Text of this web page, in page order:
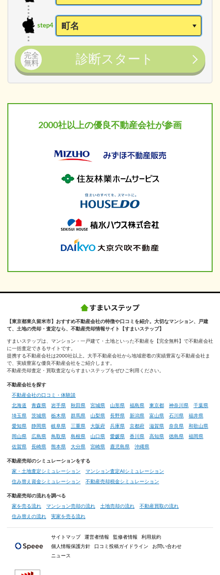
step4
完全
無料
診断スタート
2000社以上の優良不動産会社が参画
【東京都東久留米市】おすすめ不動産会社の特徴や口コミを紹介。大切なマンション、戸建
て、土地の売却・査定なら、不動産売却情報サイト【すまいステップ】
すまいステップは、マンション・一戸建て・土地といった不動産を【完全無料】で不動産会社
に一括査定できるサイトです。
提携する不動産会社は2000社以上。大手不動産会社から地域密着の実績豊富な不動産会社ま
で、実績豊富な優良不動産会社をご紹介します。
不動産売却査定・買取査定ならすまいステップをぜひご利用ください。
不動産会社を探す
不動産会社の口コミ・体験談
北海道 青森県 岩手県 秋田県 宮城県 山形県 福島県 東京都 神奈川県 千葉県
埼玉県 茨城県 栃木県 群馬県 山梨県 長野県 新潟県 富山県 石川県 福井県
愛知県 静岡県 岐阜県 三重県 大阪府 兵庫県 京都府 滋賀県 奈良県 和歌山県
岡山県 広島県 鳥取県 島根県 山口県 愛媛県 香川県 高知県 徳島県 福岡県
佐賀県 長崎県 熊本県 大分県 宮崎県 鹿児島県 沖縄県
不動産売却のシミュレーションをする
家・土地査定シミュレーション マンション査定AIシミュレーション
住み替え資金シミュレーション 不動産売却税金シミュレーション
不動産売却の流れを調べる
家を売る流れ マンション売却の流れ 土地売却の流れ 不動産買取の流れ
住み替えの流れ 実家を売る流れ
サイトマップ 運営者情報 監修者情報
利用規約
個人情報保護方針
口コミ投稿ガイドライン
お問い合わせ
ニュース